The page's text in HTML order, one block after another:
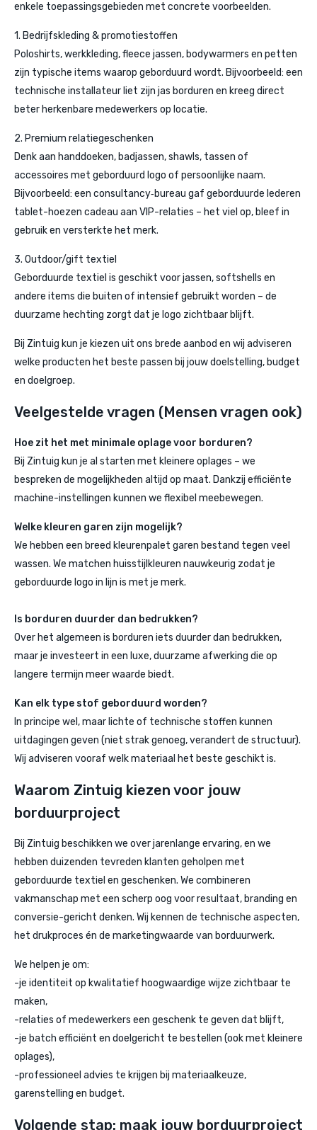
enkele toepassingsgebieden met concrete voorbeelden.
1. Bedrijfskleding & promotiestoffen
Poloshirts, werkkleding, fleece jassen, bodywarmers en petten
zijn typische items waarop geborduurd wordt. Bijvoorbeeld: een
technische installateur liet zijn jas borduren en kreeg direct
beter herkenbare medewerkers op locatie.
2. Premium relatiegeschenken
Denk aan handdoeken, badjassen, shawls, tassen of
accessoires met geborduurd logo of persoonlijke naam.
Bijvoorbeeld: een consultancy‐bureau gaf geborduurde lederen
tablet-hoezen cadeau aan VIP-relaties – het viel op, bleef in
gebruik en versterkte het merk.
3. Outdoor/gift textiel
Geborduurde textiel is geschikt voor jassen, softshells en
andere items die buiten of intensief gebruikt worden – de
duurzame hechting zorgt dat je logo zichtbaar blijft.
Bij Zintuig kun je kiezen uit ons brede aanbod en wij adviseren
welke producten het beste passen bij jouw doelstelling, budget
en doelgroep.
Veelgestelde vragen (Mensen vragen ook)
Hoe zit het met minimale oplage voor borduren?
Bij Zintuig kun je al starten met kleinere oplages – we
bespreken de mogelijkheden altijd op maat. Dankzij efficiënte
machine-instellingen kunnen we flexibel meebewegen.
Welke kleuren garen zijn mogelijk?
We hebben een breed kleurenpalet garen bestand tegen veel
wassen. We matchen huisstijlkleuren nauwkeurig zodat je
geborduurde logo in lijn is met je merk.
Is borduren duurder dan bedrukken?
Over het algemeen is borduren iets duurder dan bedrukken,
maar je investeert in een luxe, duurzame afwerking die op
langere termijn meer waarde biedt.
Kan elk type stof geborduurd worden?
In principe wel, maar lichte of technische stoffen kunnen
uitdagingen geven (niet strak genoeg, verandert de structuur).
Wij adviseren vooraf welk materiaal het beste geschikt is.
Waarom Zintuig kiezen voor jouw
borduurproject
Bij Zintuig beschikken we over jarenlange ervaring, en we
hebben duizenden tevreden klanten geholpen met
geborduurde textiel en geschenken. We combineren
vakmanschap met een scherp oog voor resultaat, branding en
conversie-gericht denken. Wij kennen de technische aspecten,
het drukproces én de marketingwaarde van borduurwerk.
We helpen je om:
-je identiteit op kwalitatief hoogwaardige wijze zichtbaar te
maken,
-relaties of medewerkers een geschenk te geven dat blijft,
-je batch efficiënt en doelgericht te bestellen (ook met kleinere
oplages),
-professioneel advies te krijgen bij materiaalkeuze,
garenstelling en budget.
Volgende stap: maak jouw borduurproject